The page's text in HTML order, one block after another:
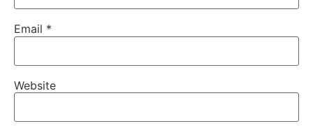
Email *
Website